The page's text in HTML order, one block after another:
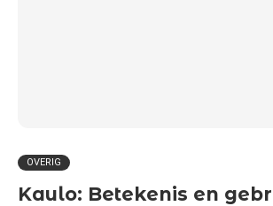
OVERIG
Kaulo: Betekenis en